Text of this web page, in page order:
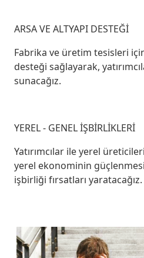
ARSA VE ALTYAPI DESTEĞİ
Fabrika ve üretim tesisleri
desteği sağlayarak,
sunacağız.
YEREL - GENEL İŞBİRLİKLERİ
Yatırımcılar ile yerel
yerel ekonominin
işbirliği fırsatları yaratacağız.